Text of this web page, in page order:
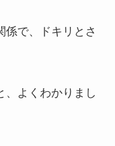
係で、ドキリとさ
、よくわかりまし